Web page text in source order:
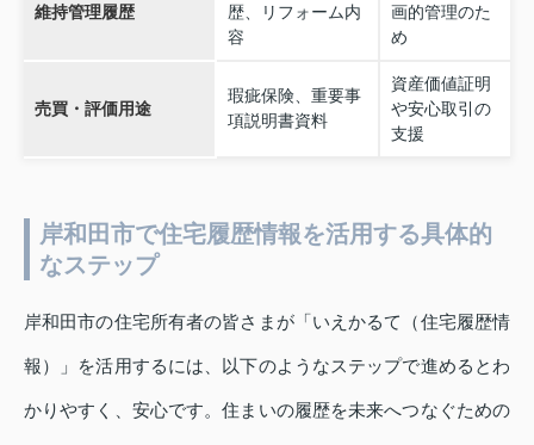
維持管理履歴
歴、リフォーム内
容
画的管理のた
め
売買・評価用途
瑕疵保険、重要事
項説明書資料
資産価値証明
や安心取引の
支援
岸和田市で住宅履歴情報を活用する具体的
なステップ
岸和田市の住宅所有者の皆さまが「いえかるて（住宅履歴情
報）」を活用するには、以下のようなステップで進めるとわ
かりやすく、安心です。住まいの履歴を未来へつなぐための